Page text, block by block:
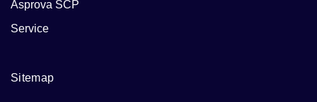
Asprova SCP
Service
Sitemap